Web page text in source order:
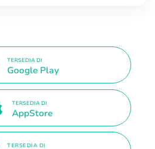
TERSEDIA DI
Google Play
TERSEDIA DI
AppStore
TERSEDIA DI